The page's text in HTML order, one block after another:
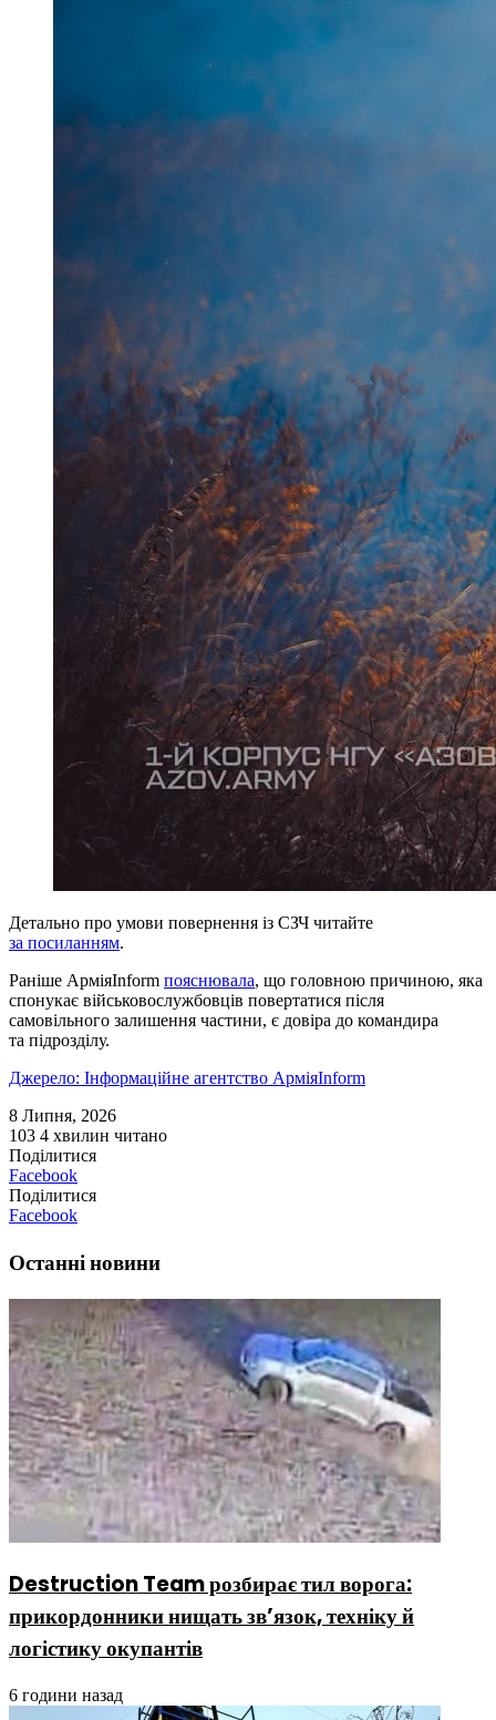
Детально про умови повернення із СЗЧ читайте
за посиланням.
Раніше АрміяInform пояснювала, що головною причиною, яка
спонукає військовослужбовців повертатися після
самовільного залишення частини, є довіра до командира
та підрозділу.
Джерело: Інформаційне агентство АрміяInform
8 Липня, 2026
103 4 хвилин читано
Поділитися
Facebook
Поділитися
Facebook
Останні новини
Destruction Team розбирає тил ворога:
прикордонники нищать зв’язок, техніку й
логістику окупантів
6 години назад